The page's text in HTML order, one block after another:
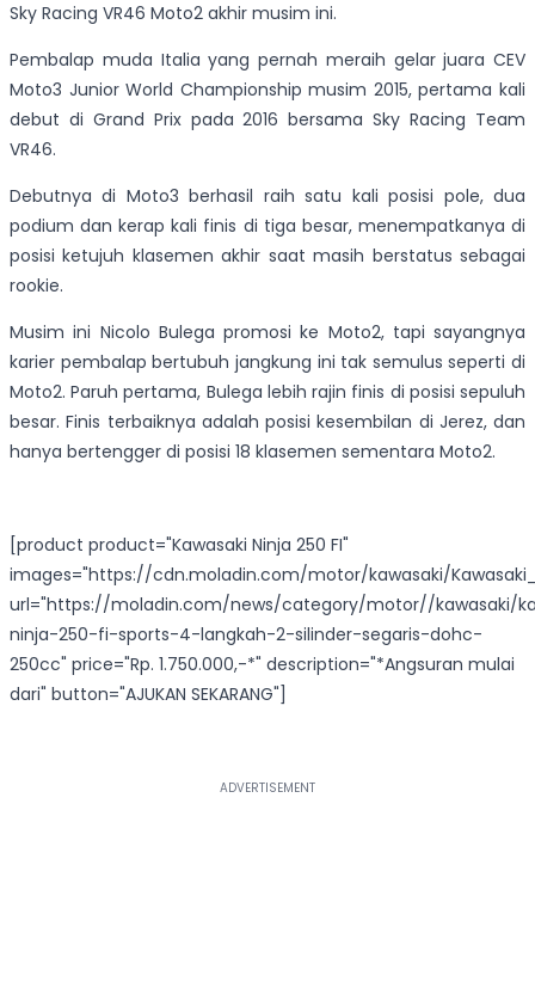
Sky Racing VR46 Moto2 akhir musim ini.
Pembalap muda Italia yang pernah meraih gelar juara CEV
Moto3 Junior World Championship musim 2015, pertama kali
debut di Grand Prix pada 2016 bersama Sky Racing Team
VR46.
Debutnya di Moto3 berhasil raih satu kali posisi pole, dua
podium dan kerap kali finis di tiga besar, menempatkanya di
posisi ketujuh klasemen akhir saat masih berstatus sebagai
rookie.
Musim ini Nicolo Bulega promosi ke Moto2, tapi sayangnya
karier pembalap bertubuh jangkung ini tak semulus seperti di
Moto2. Paruh pertama, Bulega lebih rajin finis di posisi sepuluh
besar. Finis terbaiknya adalah posisi kesembilan di Jerez, dan
hanya bertengger di posisi 18 klasemen sementara Moto2.
[product product="Kawasaki Ninja 250 FI"
images="https://cdn.moladin.com/motor/kawasaki/
url="https://moladin.com/news/category/motor//kawasaki/
ninja-250-fi-sports-4-langkah-2-silinder-segaris-dohc-
250cc" price="Rp. 1.750.000,-*" description="*Angsuran mulai
dari" button="AJUKAN SEKARANG"]